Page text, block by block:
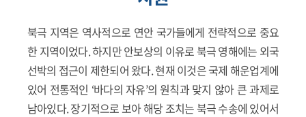
북극 지역은 역사적으로 연안 국가들에게 전략적으로 중요
한 지역이었다. 하지만 안보상의 이유로 북극 영해에는 외국
선박의 접근이 제한되어 왔다. 현재 이것은 국제 해운업계에
있어 전통적인 ‘바다의 자유’의 원칙과 맞지 않아 큰 과제로
남아있다. 장기적으로 보아 해당 조치는 북극 수송에 있어서